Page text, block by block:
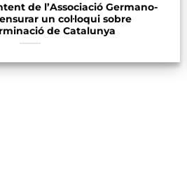
de l’Associació Germano-
un col·loqui sobre
de Catalunya